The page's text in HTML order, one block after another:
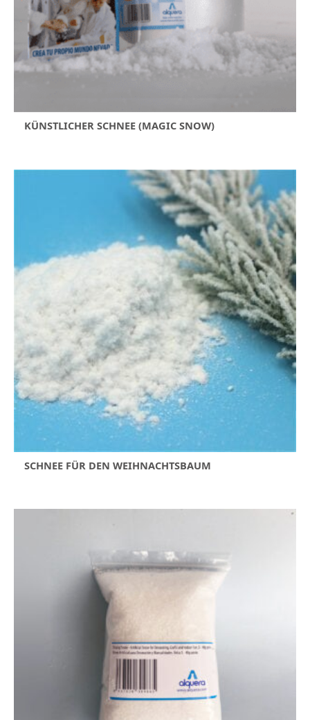
KÜNSTLICHER SCHNEE (MAGIC SNOW)
SCHNEE FÜR DEN WEIHNACHTSBAUM